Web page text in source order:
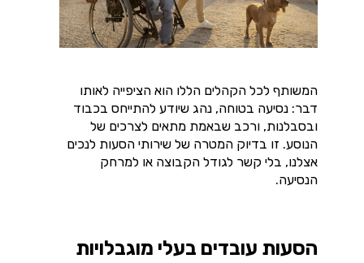
המשותף לכל הקהלים הללו הוא הציפייה לאותו
דבר: נסיעה בטוחה, נהג שיודע להתייחס בכבוד
ובסבלנות, ורכב שבאמת מתאים לצרכים של
הנוסע. זו בדיוק המטרה של שירותי הסעות לנכים
אצלנו, בלי קשר לגודל הקבוצה או למרחק
הנסיעה.
הסעות עובדים בעלי מוגבלויות